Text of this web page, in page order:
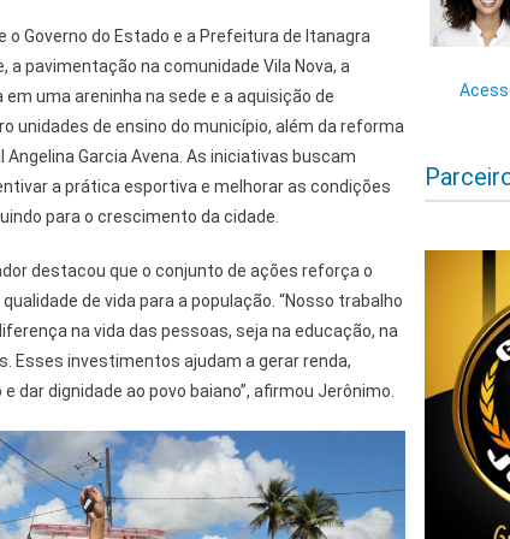
Governo do Estado e a Prefeitura de Itanagra
a pavimentação na comunidade Vila Nova, a
uma areninha na sede e a aquisição de
unidades de ensino do município, além da reforma
Garcia Avena. As iniciativas buscam
a prática esportiva e melhorar as condições
para o crescimento da cidade.
destacou que o conjunto de ações reforça o
de vida para a população. “Nosso trabalho
na vida das pessoas, seja na educação, na
Esses investimentos ajudam a gerar renda,
dar dignidade ao povo baiano”, afirmou Jerônimo.